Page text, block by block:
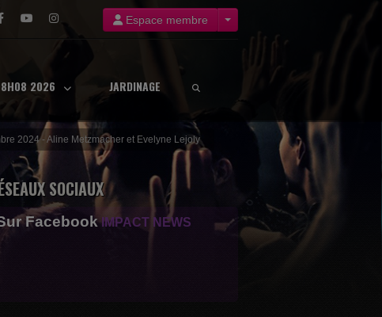
Espace membre
2026 JARDINAGE
2024 - Aline Metzmacher et Evelyne Lejoly
SOCIAUX
Facebook IMPACT NEWS